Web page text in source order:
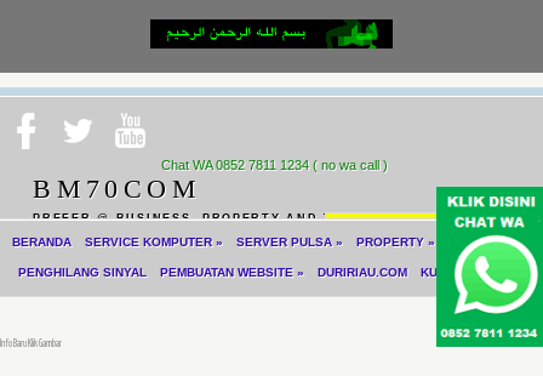
BM70COM
PREFER @ BUSINESS, PROPERTY AND TECHNOLOGY
Chat WA 0852 7811 1234 ( no wa call )
cari
BERANDA SERVICE KOMPUTER» SERVER PULSA» PROPERTY» CCTV GPS
PENGHILANG SINYAL PEMBUATAN WEBSITE » DURIRIAU.COM KULINER-JUICE
Info Baru Klik Gambar